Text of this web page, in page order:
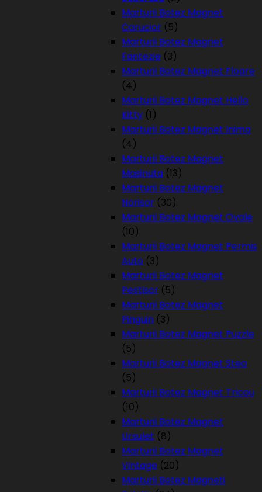
Marturii Botez Magnet
Carucior (5)
Marturii Botez Magnet
Fantezie (3)
Marturii Botez Magnet Floare
(4)
Marturii Botez Magnet Hello
Kitty (1)
Marturii Botez Magnet Inima
(4)
Marturii Botez Magnet
Masinuta (13)
Marturii Botez Magnet
Norisor (30)
Marturii Botez Magnet Ovale
(10)
Marturii Botez Magnet Permis
Auto (3)
Marturii Botez Magnet
Pestisor (5)
Marturii Botez Magnet
Pinguin (3)
Marturii Botez Magnet Puzzle
(5)
Marturii Botez Magnet Stea
(5)
Marturii Botez Magnet Tricou
(10)
Marturii Botez Magnet
Ursulet (8)
Marturii Botez Magnet
Vintage (20)
Marturii Botez Magneti